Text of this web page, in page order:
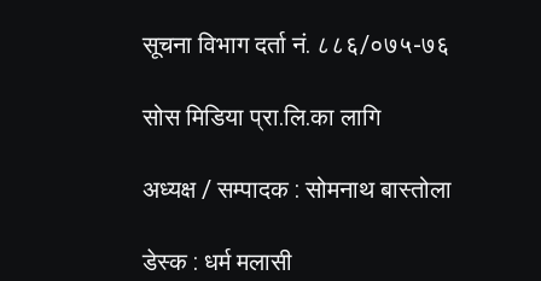
सूचना विभाग दर्ता नं. ८८६/०७५-७६
सोस मिडिया प्रा.लि.का लागि
अध्यक्ष / सम्पादक : सोमनाथ बास्तोला
डेस्क : धर्म मलासी